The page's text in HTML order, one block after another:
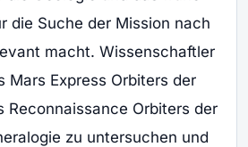
die Suche der Mission nach
macht. Wissenschaftler
Mars Express Orbiters der
Reconnaissance Orbiters der
zu untersuchen und